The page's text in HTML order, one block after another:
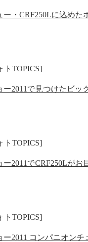
ー・CRF250Lに込めた
TOPICS]
2011で見つけたビッ
TOPICS]
2011でCRF250Lがお
TOPICS]
ー2011 コンパニオン